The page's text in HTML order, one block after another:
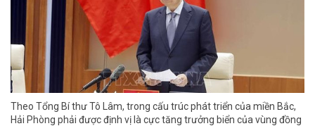
Theo Tổng Bí thư Tô Lâm, trong cấu trúc phát triển của miền Bắc,
Hải Phòng phải được định vị là cực tăng trưởng biển của vùng đồng